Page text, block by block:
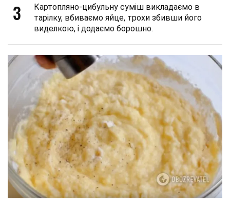
3
Картопляно-цибульну суміш викладаємо в
тарілку, вбиваємо яйце, трохи збивши його
виделкою, і додаємо борошно.